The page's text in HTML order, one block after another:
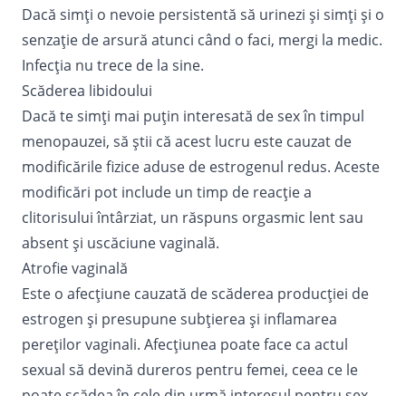
Dacă simți o nevoie persistentă să urinezi și simți și o
senzație de arsură atunci când o faci, mergi la medic.
Infecția nu trece de la sine.
Scăderea libidoului
Dacă te simți mai puțin interesată de sex în timpul
menopauzei, să știi că acest lucru este cauzat de
modificările fizice aduse de estrogenul redus. Aceste
modificări pot include un timp de reacție a
clitorisului întârziat, un răspuns orgasmic lent sau
absent și uscăciune vaginală.
Atrofie vaginală
Este o afecțiune cauzată de scăderea producției de
estrogen și presupune subțierea și inflamarea
pereților vaginali. Afecțiunea poate face ca actul
sexual să devină dureros pentru femei, ceea ce le